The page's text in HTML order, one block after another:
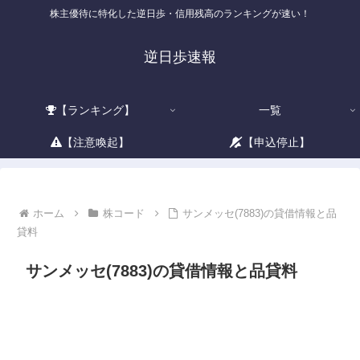
株主優待に特化した逆日歩・信用残高のランキングが速い！
逆日歩速報
【ランキング】 一覧
【注意喚起】 【申込停止】
ホーム 株コード
サンメッセ(7883)の貸借情報と品
貸料
サンメッセ(7883)の貸借情報と品貸料